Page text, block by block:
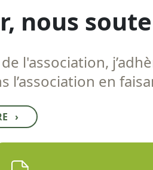
nous
l'association,
l’association en
›